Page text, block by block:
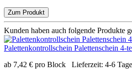
Zum Produkt
Kunden haben auch folgende Produkte
Palettenkontrollschein Palettenschein 4-
ab 7,42 € pro Block Lieferzeit: 4-6 Tage